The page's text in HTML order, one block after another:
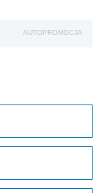
AUTOPROMOCJA